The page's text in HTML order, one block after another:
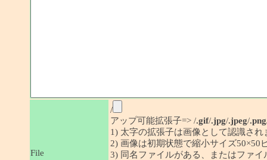
File
/
アップ可能拡張子=> /.gif/.jpg/.jpeg/.png
1) 太字の拡張子は画像として認識され
2) 画像は初期状態で縮小サイズ50×50
3) 同名ファイルがある、またはファ